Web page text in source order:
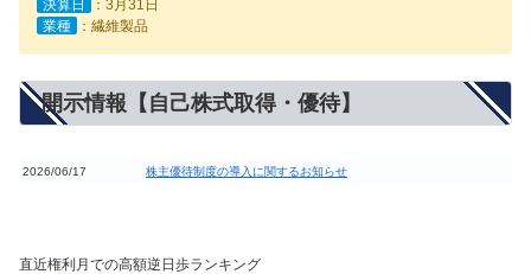
決算日
：3月31日
業種
：繊維製品
開示情報【自己株式取得・優待】
2026/06/17 株主優待制度の導入に関するお知らせ
直近権利月での高額逆日歩ランキング